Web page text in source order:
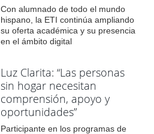
Con alumnado de todo el mundo
hispano, la ETI continúa ampliando
su oferta académica y su presencia
en el ámbito digital
Luz Clarita: “Las personas
sin hogar necesitan
comprensión, apoyo y
oportunidades”
Participante en los programas de